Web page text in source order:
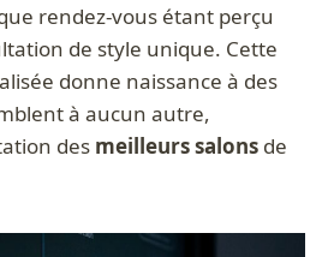
rendez-vous étant perçu
de style unique. Cette
donne naissance à des
à aucun autre,
des meilleurs salons de